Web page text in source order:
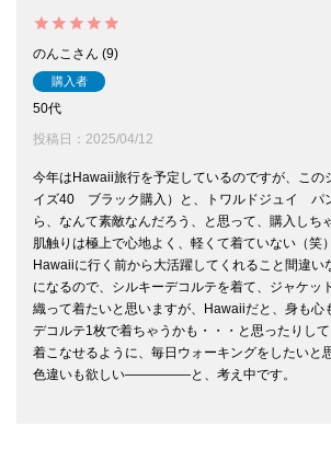
のんこ 9
購入者
50代
投稿日
2025/04/12
今年はHawaii旅行を予定しているのですが、この
イズ40　ブラック購入）と、トワルドジュイ　パ
ら、なんて素敵なんだろう、と思って、購入しち
肌触りは極上で心地よく、軽くて着ていない（笑
Hawaiiに行く前から大活躍してくれること間違い
になるので、シルキーデコルテを着て、ジャケッ
織って着たいと思いますが、Hawaiiだと、身も心
デコルテ1枚で着ちゃうかも・・・と思ったりし
着こなせるように、毎日ウォーキングをしたいと
色違いも欲しい―――――と、考え中です。